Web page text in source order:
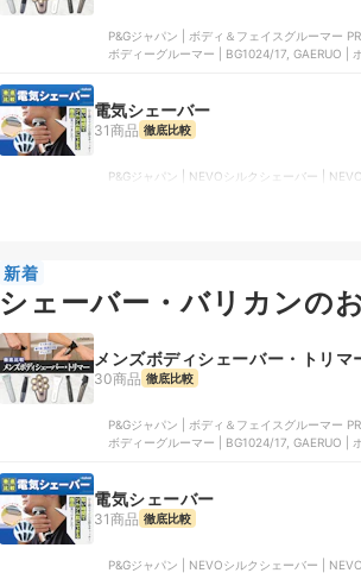
P&Gジャパン | ボディ＆フェイスグルーマー
ボディーグルーマー | BG1024/17, GAERUO
電気シェーバー
31商品 徹底比較
P&Gジャパン | NEVOシルクシェーバー |
新着
シェーバー・バリカンの
メンズボディシェーバー・トリマ
30商品 徹底比較
P&Gジャパン | ボディ＆フェイスグルーマー
ボディーグルーマー | BG1024/17, GAERUO
電気シェーバー
31商品 徹底比較
P&Gジャパン | NEVOシルクシェーバー |